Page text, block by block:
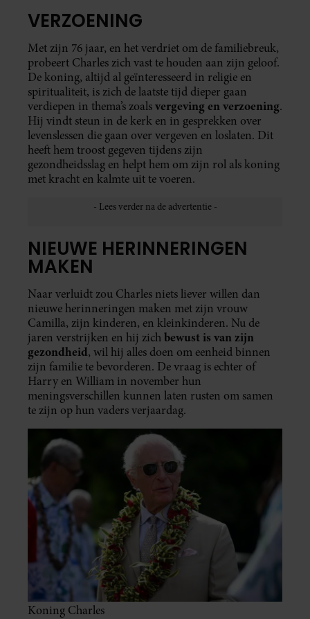
VERZOENING
Met zijn 76 jaar, en het verdriet om de familiebreuk,
probeert Charles zich vast te houden aan zijn geloof.
De koning, altijd al geïnteresseerd in religie en
spiritualiteit, is zich de laatste tijd dieper gaan
verdiepen in thema’s zoalsvergeving en verzoening.
Hij vindt steun in de kerk en in gesprekken over
levenslessen die gaan over vergeven en loslaten. Dit
heeft hem troost gegeven tijdens zijn
gezondheidsslag en helpt hem om zijn rol als koning
met kracht en kalmte uit te voeren.
NIEUWE HERINNERINGEN
MAKEN
Naar verluidt zou Charles niets liever willen dan
nieuwe herinneringen maken met zijn vrouw
Camilla, zijn kinderen, en kleinkinderen. Nu de
jaren verstrijken en hij zichbewust is van zijn
gezondheid, wil hij alles doen om eenheid binnen
zijn familie te bevorderen. De vraag is echter of
Harry en William in november hun
meningsverschillen kunnen laten rusten om samen
te zijn op hun vaders verjaardag.
Koning Charles